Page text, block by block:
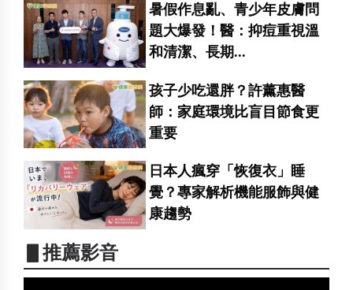
暑假作息亂、青少年皮膚問
題大爆發！醫：抑痘重視溫
和清潔、長期...
孩子少吃還胖？許薰惠醫
師：家庭環境比盲目節食更
重要
日本人瘋穿「恢復衣」睡
覺？專家解析機能服飾與健
康趨勢
▋推薦影音